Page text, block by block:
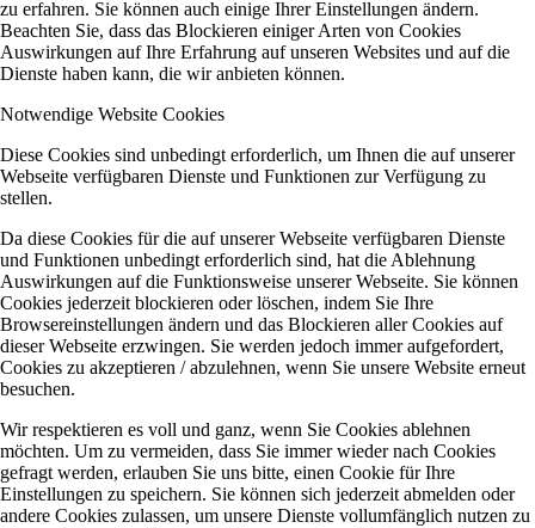
zu erfahren. Sie können auch einige Ihrer Einstellungen ändern.
Beachten Sie, dass das Blockieren einiger Arten von Cookies
Auswirkungen auf Ihre Erfahrung auf unseren Websites und auf die
Dienste haben kann, die wir anbieten können.
Notwendige Website Cookies
Diese Cookies sind unbedingt erforderlich, um Ihnen die auf unserer
Webseite verfügbaren Dienste und Funktionen zur Verfügung zu
stellen.
Da diese Cookies für die auf unserer Webseite verfügbaren Dienste
und Funktionen unbedingt erforderlich sind, hat die Ablehnung
Auswirkungen auf die Funktionsweise unserer Webseite. Sie können
Cookies jederzeit blockieren oder löschen, indem Sie Ihre
Browsereinstellungen ändern und das Blockieren aller Cookies auf
dieser Webseite erzwingen. Sie werden jedoch immer aufgefordert,
Cookies zu akzeptieren / abzulehnen, wenn Sie unsere Website erneut
besuchen.
Wir respektieren es voll und ganz, wenn Sie Cookies ablehnen
möchten. Um zu vermeiden, dass Sie immer wieder nach Cookies
gefragt werden, erlauben Sie uns bitte, einen Cookie für Ihre
Einstellungen zu speichern. Sie können sich jederzeit abmelden oder
andere Cookies zulassen, um unsere Dienste vollumfänglich nutzen zu